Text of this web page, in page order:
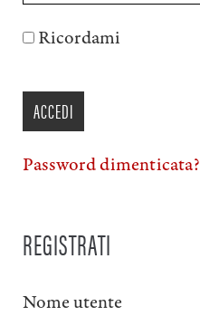
Ricordami
ACCEDI
Password dimenticata?
REGISTRATI
Nome utente